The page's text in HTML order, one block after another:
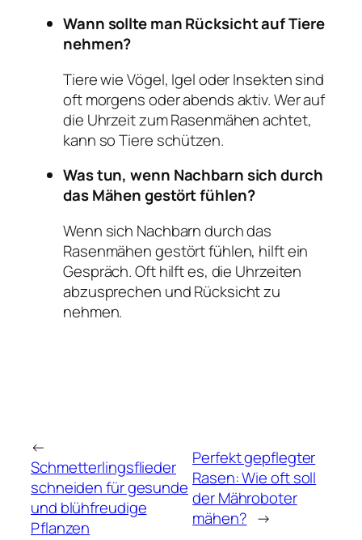
Wann sollte man Rücksicht auf Tiere
nehmen?
Tiere wie Vögel, Igel oder Insekten sind
oft morgens oder abends aktiv. Wer auf
die Uhrzeit zum Rasenmähen achtet,
kann so Tiere schützen.
Was tun, wenn Nachbarn sich durch
das Mähen gestört fühlen?
Wenn sich Nachbarn durch das
Rasenmähen gestört fühlen, hilft ein
Gespräch. Oft hilft es, die Uhrzeiten
abzusprechen und Rücksicht zu
nehmen.
←
Schmetterlingsflieder
schneiden für gesunde
und blühfreudige
Pflanzen
Perfekt gepflegter
Rasen: Wie oft soll
der Mähroboter
mähen? →